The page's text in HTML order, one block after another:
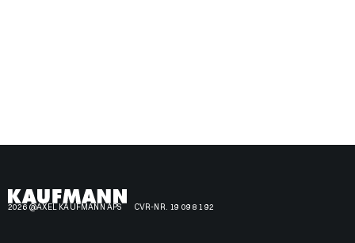
2026 @AXEL KAUFMANN APS CVR-NR. 19 09 81 92